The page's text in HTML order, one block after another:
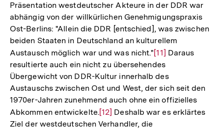
Präsentation westdeutscher Akteure in der DDR war
abhängig von der willkürlichen Genehmigungspraxis
Ost-Berlins: "Allein die DDR [entschied], was zwischen
beiden Staaten in Deutschland an kulturellem
Austausch möglich war und was nicht." Zur
Auflösung
der
Fußnote
[11] Daraus
resultierte auch ein nicht zu übersehendes
Übergewicht von DDR-Kultur innerhalb des
Austauschs zwischen Ost und West, der sich seit den
1970er-Jahren zunehmend auch ohne ein offizielles
Abkommen entwickelte.Zur
Auflösung
[12] Deshalb war es erklärtes
Ziel der westdeutschen Verhandler, die